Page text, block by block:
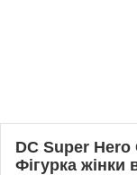
DC Super
Фігурка жінки